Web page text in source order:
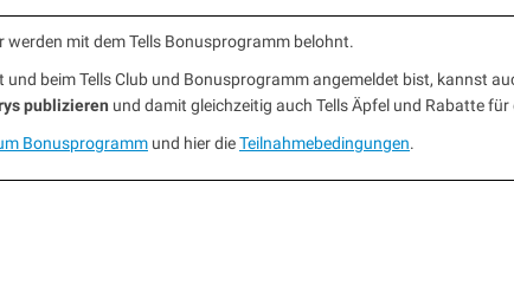
werden mit dem Tells Bonusprogramm belohnt.
und beim Tells Club und Bonusprogramm angemeldet bist, kannst
publizieren und damit gleichzeitig auch Tells Äpfel und Rabatte
Bonusprogramm und hier dieTeilnahmebedingungen.